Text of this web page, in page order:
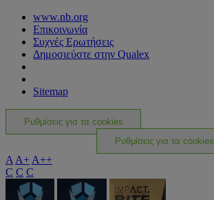
www.nb.org
Επικοινωνία
Συχνές Ερωτήσεις
Δημοσιεύστε στην Qualex
Sitemap
Ρυθμίσεις για τα cookies
Ρυθμίσεις για τα cookies
A A+ A++
C C C